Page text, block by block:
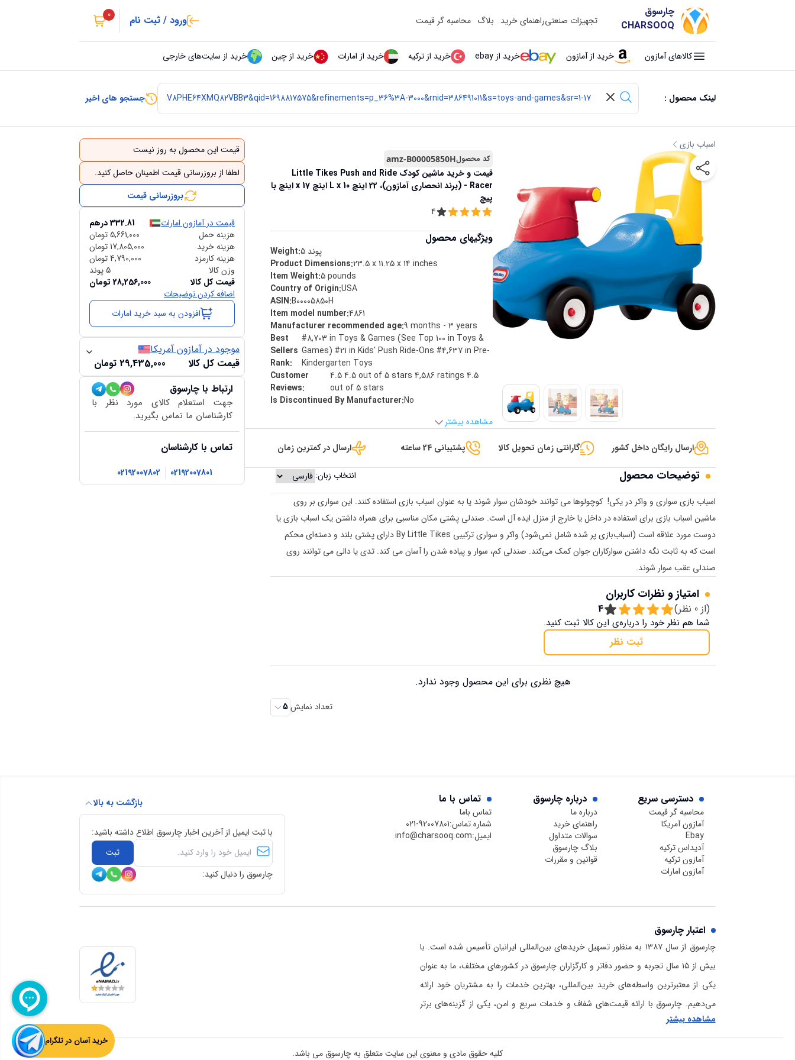
چارسوق
CHARSOOQ
تجهیزات صنعتیراهنمای خرید بلاگ محاسبه گر قیمت ورود / ثبت نام 0
کالاهای آمازون خرید از آمازون خرید از ebay خرید از ترکیه خرید از امارات خرید از چین خرید از سایت‌های خارجی
لینک محصول : جستجو های اخیر
اسباب بازی
کد محصولamz-B00005850H
قیمت و خرید
ماشین کودک Little Tikes Push and Ride
Racer - (برند انحصاری آمازون)، 22 اینچ L x 10 اینچ x 17 اینچ با
پیچ
4
ویژگیهای محصول
Weight:5 پوند
Product Dimensions:23.5 x 11.25 x 14 inches
Item Weight:5 pounds
Country of Origin:USA
ASIN:B00005850H
Item model number:4861
Manufacturer recommended age:9 months - 3 years
Best
Sellers
Rank:
#8,703 in Toys & Games (See Top 100 in Toys &
Games) #21 in Kids' Push Ride-Ons #4,637 in Pre-
Kindergarten Toys
Customer
Reviews:
4.5 4.5 out of 5 stars 4,586 ratings 4.5
out of 5 stars
Is Discontinued By Manufacturer:No
مشاهده بیشتر
قیمت این محصول به روز نیست
لطفا از بروزرسانی قیمت اطمینان حاصل کنید.
بروزرسانی قیمت
قیمت در آمازون امارات 332.81 درهم
هزینه حمل
5,661,000 تومان
هزینه خرید
17,805,000 تومان
هزینه کارمزد
4,790,000 تومان
وزن کالا
5 پوند
قیمت کل کالا
28,256,000 تومان
اضافه کردن توضیحات
افزودن به سبد خرید امارات
موجود در آمازون آمریکا
قیمت کل کالا
29,435,000 تومان
ارتباط با چارسوق
جهت استعلام کالای مورد نظر با
کارشناسان ما تماس بگیرید.
تماس با کارشناسان
02192007801
02192007802
ارسال رایگان داخل کشور گارانتی زمان تحویل کالا پشتیبانی 24 ساعته ارسال در کمترین زمان
توضیحات محصول
انتخاب زبان:
اسباب بازی سواری و واکر در یکی! کوچولوها می توانند خودشان سوار شوند یا به عنوان اسباب بازی استفاده کنند. این سواری بر روی
ماشین اسباب بازی برای استفاده در داخل یا خارج از منزل ایده آل است. صندلی پشتی مکان مناسبی برای همراه داشتن یک اسباب بازی یا
دوست مورد علاقه است (اسباب‌بازی پر شده شامل نمی‌شود) واکر و سواری ترکیبی By Little Tikes دارای پشتی بلند و دسته‌ای محکم
است که به ثابت نگه داشتن سوارکاران جوان کمک می‌کند. صندلی کم، سوار و پیاده شدن را آسان می کند. تدی یا دالی می توانند روی
صندلی عقب سوار شوند.
امتیاز و نظرات کاربران
(از0 نظر) 4
شما هم نظر خود را درباره‌ی این کالا ثبت کنید.
ثبت نظر
هیچ نظری برای این محصول وجود ندارد.
تعداد نمایش 5
دسترسی سریع
محاسبه گر قیمت
آمازون آمریکا
Ebay
آدیداس ترکیه
آمازون ترکیه
آمازون امارات
درباره چارسوق
درباره ما
راهنمای خرید
سوالات متداول
بلاگ چارسوق
قوانین و مقررات
تماس با ما
تماس باما
شماره تماس:021-92007801
ایمیل:info@charsooq.com
بازگشت به بالا
با ثبت ایمیل از آخرین اخبار چارسوق اطلاع داشته باشید:
ثبت
چارسوق را دنبال کنید:
اعتبار چارسوق
چارسوق از سال ۱۳۸۷ به منظور تسهیل خریدهای بین‌المللی ایرانیان تأسیس شده است. با
بیش از ۱۵ سال تجربه و حضور دفاتر و کارگزاران چارسوق در کشورهای مختلف، ما به عنوان
یکی از معتبرترین واسطه‌های خرید بین‌المللی، بهترین خدمات را به مشتریان خود ارائه
می‌دهیم. چارسوق با ارائه قیمت‌های شفاف و خدمات سریع و امن، یکی از گزینه‌های برتر
برای خرید از آمازون و دیگر سایت‌های خارجی است. برای خواندن بیشتر راجع به اعتبار
چارسوق و هلدینگ بازرگانی رادمان و دانستن اینکهما کی هستیمکلیک کنید.
مشاهده بیشتر
کلیه حقوق مادی و معنوی این سایت متعلق به چارسوق می باشد.
خرید آسان در تلگرام